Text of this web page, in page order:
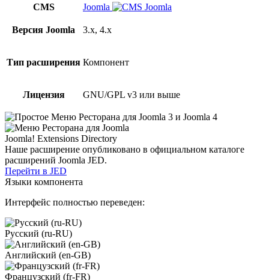
Joomla
CMS
Joomla
Версия Joomla 3.x, 4.x
Тип расширения Компонент
Лицензия GNU/GPL v3 или выше
Joomla! Extensions Directory
Наше расширение опубликовано в официальном каталоге
расширений Joomla JED.
Перейти в JED
Языки компонента
Интерфейс полностью переведен:
Русский (ru-RU)
Английский (en-GB)
Французский (fr-FR)